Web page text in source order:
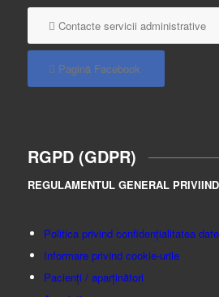
Contacte servicii administrative
Pagină Facebook
RGPD (GDPR)
REGULAMENTUL GENERAL
Politica privind confidențialitatea
Informare privind cookie-urile
Pacienți / aparținători